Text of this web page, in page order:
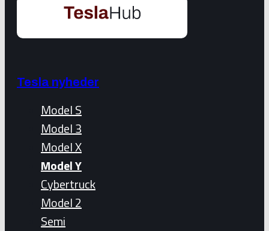
Tesla nyheder
Model S
Model 3
Model X
Model Y
Cybertruck
Model 2
Semi